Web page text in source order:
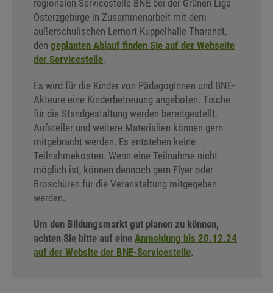
regionalen Servicestelle BNE bei der Grünen Liga
Osterzgebirge in Zusammenarbeit mit dem
außerschulischen Lernort Kuppelhalle Tharandt,
den geplanten Ablauf finden Sie auf der Webseite
der Servicestelle.
Es wird für die Kinder von PädagogInnen und BNE-
Akteure eine Kinderbetreuung angeboten. Tische
für die Standgestaltung werden bereitgestellt,
Aufsteller und weitere Materialien können gern
mitgebracht werden. Es entstehen keine
Teilnahmekosten. Wenn eine Teilnahme nicht
möglich ist, können dennoch gern Flyer oder
Broschüren für die Veranstaltung mitgegeben
werden.
Um den Bildungsmarkt gut planen zu können,
achten Sie bitte auf eine Anmeldung bis 20.12.24
auf der Website der BNE-Servicestelle.